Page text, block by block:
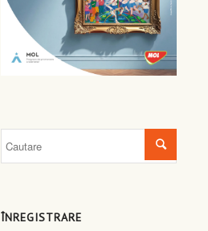
ÎNREGISTRARE